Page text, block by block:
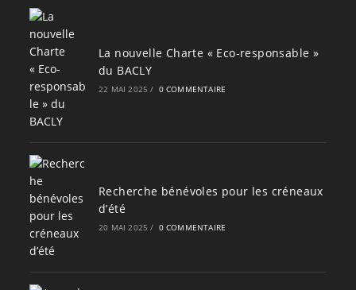
La nouvelle Charte « Eco-responsable »
du BACLY
22 MAI 2025 / 0 COMMENTAIRE
Recherche bénévoles pour les créneaux
d’été
20 MAI 2025 / 0 COMMENTAIRE